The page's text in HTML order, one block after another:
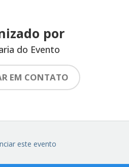
por
do Evento
EM CONTATO
este evento